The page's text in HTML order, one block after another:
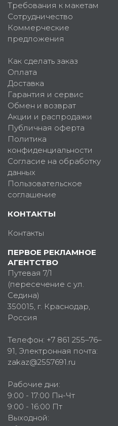
Требования к макетам
Сотрудничество
Коммерческие
предложения
Как сделать заказ
Оплата
Доставка
Гарантия и сервис
Обмен и возврат
Акции и распродажи
Публичная оферта
Политика
конфиденциальности
Согласие на обработку
данных
Пользовательское
соглашение
КОНТАКТЫ
Контакты
ПЕРВОЕ РЕКЛАМНОЕ
АГЕНТСТВО
Путевая 7/1
(пересечение с ул.
Седина)
350015, г. Краснодар,
Россия
Телефон: +7 861 255–76–
91, Электронная почта:
zakaz@2557691.ru
Рабочие дни:
9:00 - 17:00 Пн-Чт
9:00 - 16:00 Пт
Выходной: